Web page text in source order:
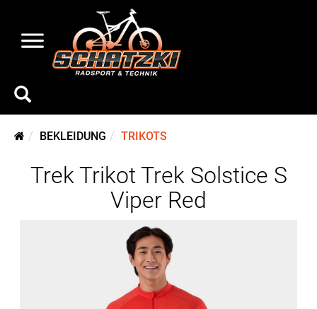
BEKLEIDUNG TRIKOTS
Trek Trikot Trek Solstice S
Viper Red